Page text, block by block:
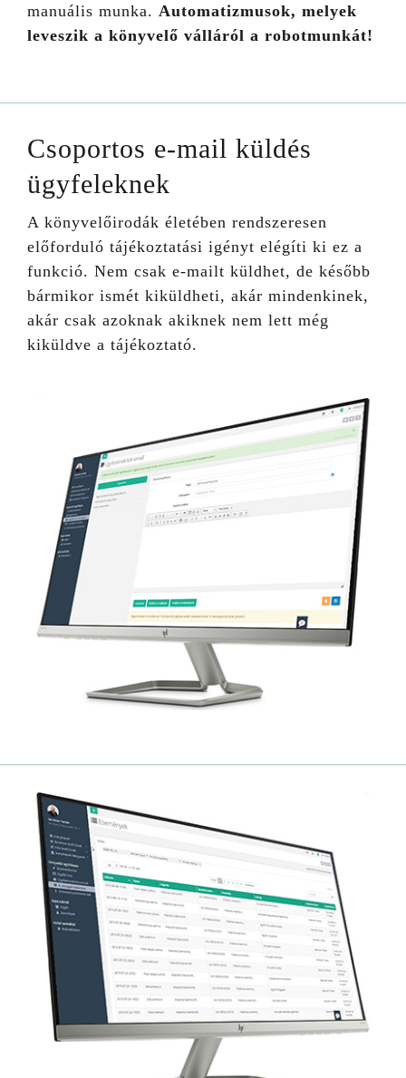
manuális munka. Automatizmusok, melyek
leveszik a könyvelő válláról a robotmunkát!
Csoportos e-mail küldés
ügyfeleknek
A könyvelőirodák életében rendszeresen
előforduló tájékoztatási igényt elégíti ki ez a
funkció. Nem csak e-mailt küldhet, de később
bármikor ismét kiküldheti, akár mindenkinek,
akár csak azoknak akiknek nem lett még
kiküldve a tájékoztató.